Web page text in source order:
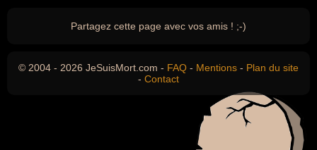
Partagez cette page avec vos amis ! ;-)
© 2004 - 2026 JeSuisMort.com - FAQ - Mentions - Plan du site
- Contact